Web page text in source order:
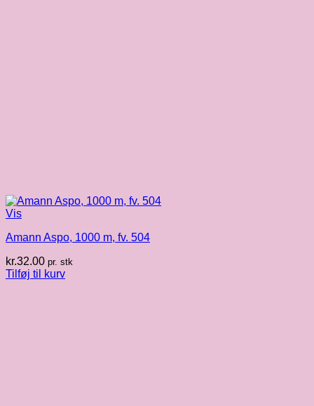
Vis
Amann Aspo, 1000 m, fv. 504
kr.32.00 pr. stk
Tilføj til kurv